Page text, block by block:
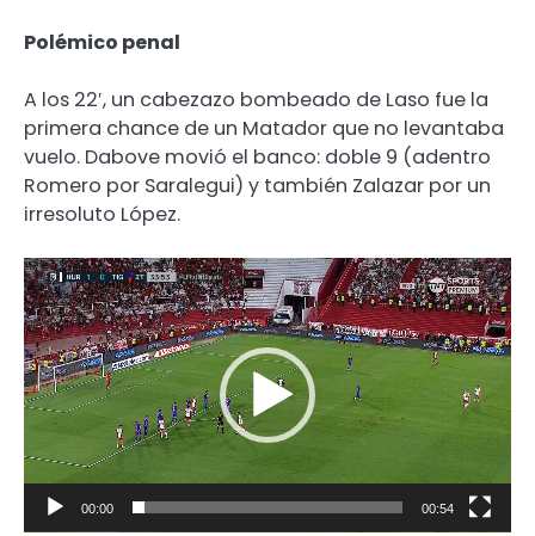
Polémico penal
A los 22′, un cabezazo bombeado de Laso fue la
primera chance de un Matador que no levantaba
vuelo. Dabove movió el banco: doble 9 (adentro
Romero por Saralegui) y también Zalazar por un
irresoluto López.
Reproductor
de
video
00:00 00:54